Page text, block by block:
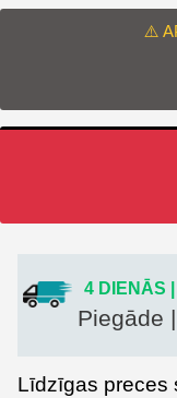
⚠️
4 DIENĀS
Piegāde
Līdzīgas preces